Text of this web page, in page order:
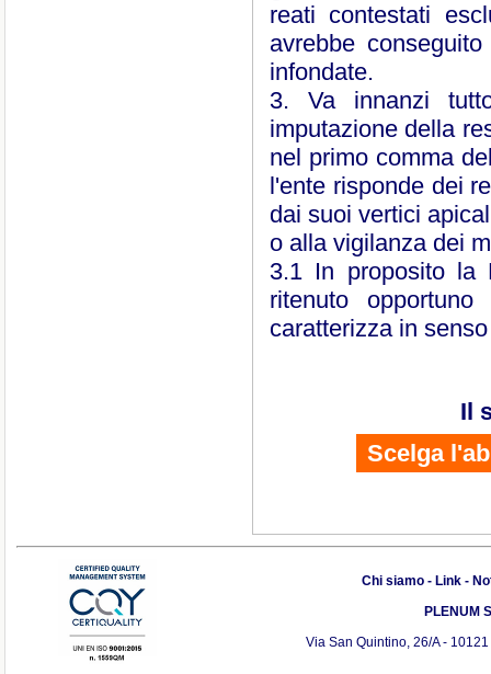
reati contestati
avrebbe
infondate.
3. Va innanzi
imputazione della
nel primo comma
l'ente risponde dei
dai suoi vertici
o alla vigilanza dei
3.1 In proposito la
ritenuto
caratterizza in
Il
Scelga
Chi siamo - Link -
PLENUM
Via San Quintino, 26/A -